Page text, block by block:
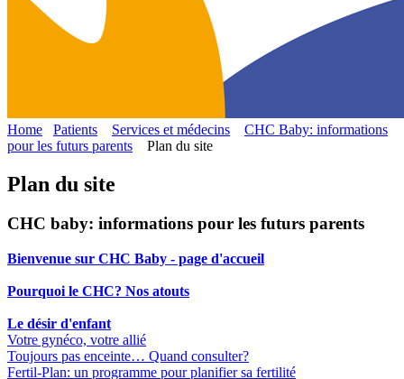
Home Patients Services et médecins
CHC Baby: informations
pour les futurs parents
Plan du site
Plan du site
CHC baby: informations pour les futurs parents
Bienvenue sur CHC Baby - page d'accueil
Pourquoi le CHC? Nos atouts
Le désir d'enfant
Votre gynéco, votre allié
Toujours pas enceinte… Quand consulter?
Fertil-Plan: un programme pour planifier sa fertilité